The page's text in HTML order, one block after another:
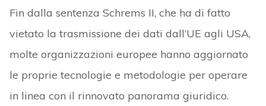
Fin dalla sentenza Schrems II, che ha di fatto
vietato la trasmissione dei dati dall’UE agli USA,
molte organizzazioni europee hanno aggiornato
le proprie tecnologie e metodologie per operare
in linea con il rinnovato panorama giuridico.